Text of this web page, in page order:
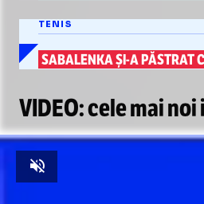
TENIS
SABALENKAȘI-APĂSTRAT
VIDEO: cele mai
Unmute